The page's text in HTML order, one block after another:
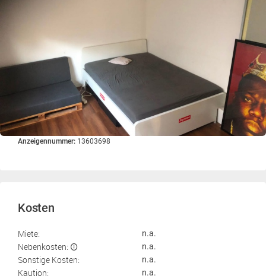
Anzeigennummer: 13603698
Kosten
Miete: n.a.
Nebenkosten: n.a.
Sonstige Kosten: n.a.
Kaution: n.a.